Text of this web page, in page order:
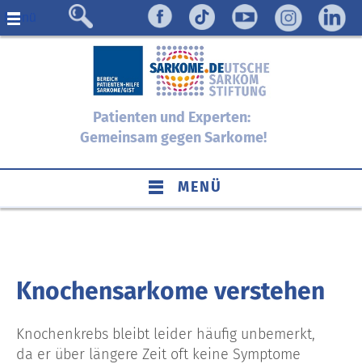
Menü
Patienten und Experten:
Gemeinsam gegen Sarkome!
MENÜ
Knochensarkome verstehen
Knochenkrebs bleibt leider häufig unbemerkt,
da er über längere Zeit oft keine Symptome